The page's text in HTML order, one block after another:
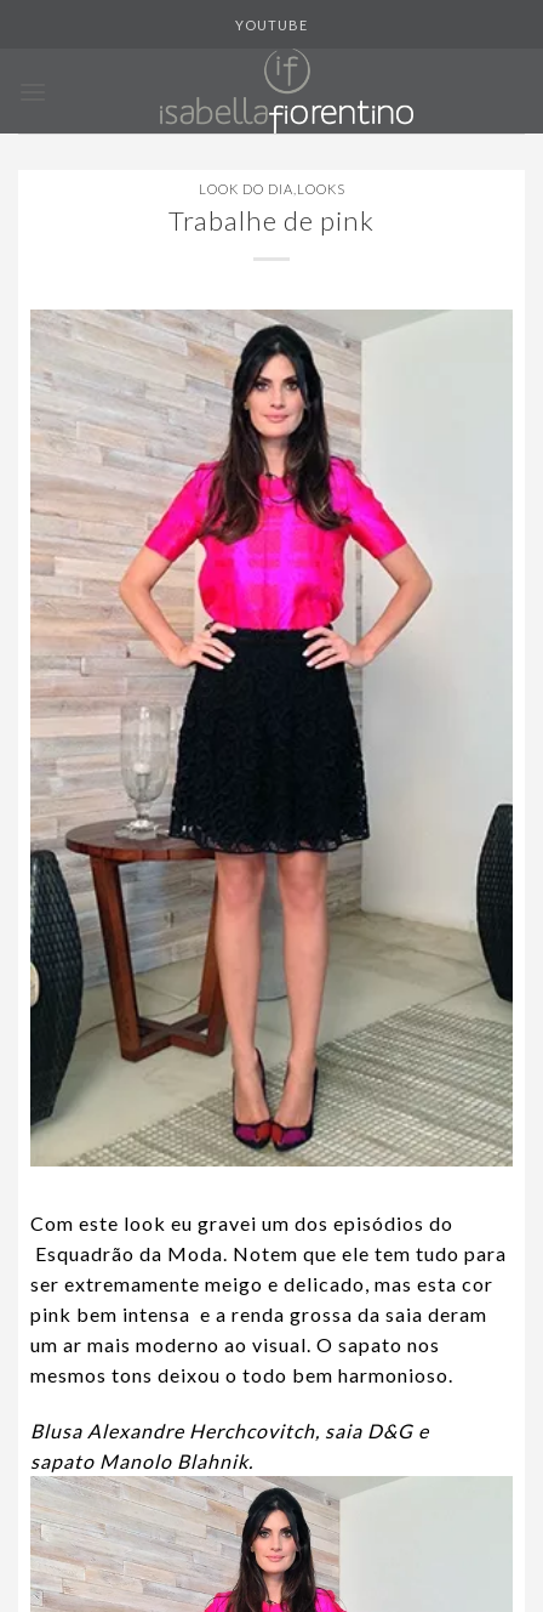
YOUTUBE
LOOK DO DIA LOOKS
Trabalhe de pink
Com este look eu gravei um dos episódios do
Esquadrão da Moda. Notem que ele tem tudo para
ser extremamente meigo e delicado, mas esta cor
pink bem intensa e a renda grossa da saia deram
um ar mais moderno ao visual. O sapato nos
mesmos tons deixou o todo bem harmonioso.
Blusa Alexandre Herchcovitch, saia D&G e
sapato Manolo Blahnik.